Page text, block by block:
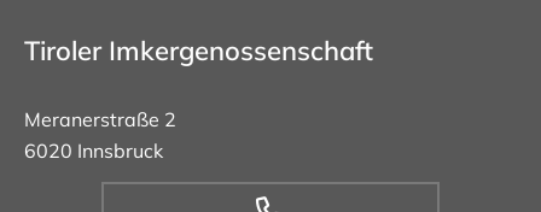
Tiroler Imkergenossenschaft
Meranerstraße 2
6020 Innsbruck